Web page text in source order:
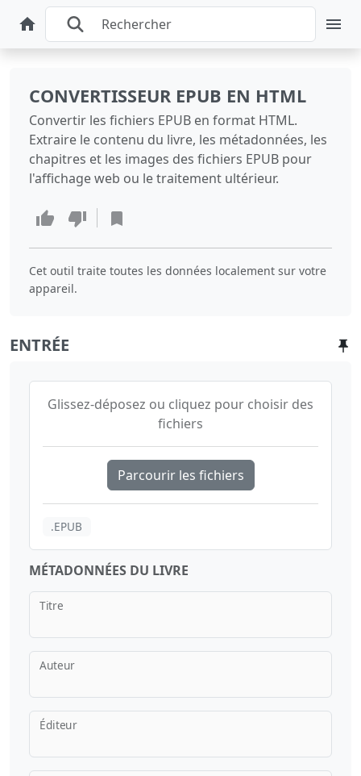
CONVERTISSEUR EPUB EN HTML
Convertir les fichiers EPUB en format HTML.
Extraire le contenu du livre, les métadonnées, les
chapitres et les images des fichiers EPUB pour
l'affichage web ou le traitement ultérieur.
Cet outil traite toutes les données localement sur votre
appareil.
ENTRÉE
Glissez-déposez ou cliquez pour choisir des
fichiers
Parcourir les fichiers
.EPUB
MÉTADONNÉES DU LIVRE
Titre
Auteur
Éditeur